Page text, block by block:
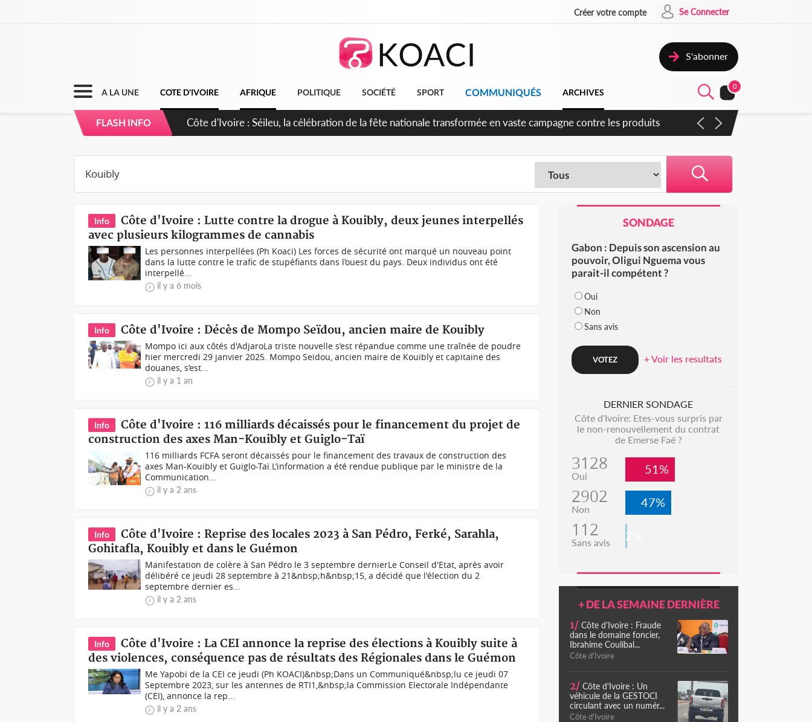
Créer votre compte Se Connecter
S'abonner
A LA UNE COTE D'IVOIRE AFRIQUE POLITIQUE SOCIÉTÉ SPORT COMMUNIQUÉS ARCHIVES
0
FLASH INFO
Côte d'Ivoire : Séileu, la célébration de la fête nationale transformée en vaste campagne contre les produits
Info
Côte d'Ivoire : Lutte contre la drogue à Kouibly, deux jeunes interpellés
avec plusieurs kilogrammes de cannabis
Les personnes interpellées (Ph Koaci) Les forces de sécurité ont marqué un nouveau point
dans la lutte contre le trafic de stupéfiants dans l’ouest du pays. Deux individus ont été
interpellé...
il y a 6 mois
Info Côte d'Ivoire : Décès de Mompo Seïdou, ancien maire de Kouibly
Mompo ici aux côtés d'AdjaroLa triste nouvelle s’est répandue comme une traînée de poudre
hier mercredi 29 janvier 2025. Mompo Seïdou, ancien maire de Kouibly et capitaine des
douanes, s’est...
il y a 1 an
Info
Côte d'Ivoire : 116 milliards décaissés pour le financement du projet de
construction des axes Man-Kouibly et Guiglo-Taï
116 milliards FCFA seront décaissés pour le financement des travaux de construction des
axes Man-Kouibly et Guiglo-Taï.L’information a été rendue publique par le ministre de la
Communication...
il y a 2 ans
Info
Côte d'Ivoire : Reprise des locales 2023 à San Pédro, Ferké, Sarahla,
Gohitafla, Kouibly et dans le Guémon
Manifestation de colère à San Pédro le 3 septembre dernierLe Conseil d'Etat, après avoir
délibéré ce jeudi 28 septembre à 21&nbsp;h&nbsp;15, a décidé que l'élection du 2
septembre dernier es...
il y a 2 ans
Info
Côte d'Ivoire : La CEI annonce la reprise des élections à Kouibly suite à
des violences, conséquence pas de résultats des Régionales dans le Guémon
Me Yapobi de la CEI ce jeudi (Ph KOACI)&nbsp;Dans un Communiqué&nbsp;lu ce jeudi 07
Septembre 2023, sur les antennes de RTI1,&nbsp;la Commission Electorale Indépendante
(CEI), annonce la rep...
il y a 2 ans
SONDAGE
Gabon : Depuis son ascension au
pouvoir, Oligui Nguema vous
parait-il compétent ?
Oui
Non
Sans avis
+ Voir les resultats
DERNIER SONDAGE
Côte d'Ivoire: Etes-vous surpris par
le non-renouvellement du contrat
de Emerse Faé ?
3128
Oui 51%
2902
Non 47%
112
Sans avis 2%
+ DE LA SEMAINE DERNIÈRE
1/ Côte d'Ivoire : Fraude
dans le domaine foncier,
Ibrahime Coulibal...
Côte d'Ivoire
2/ Côte d'Ivoire : Un
véhicule de la GESTOCI
circulant avec un numér...
Côte d'Ivoire